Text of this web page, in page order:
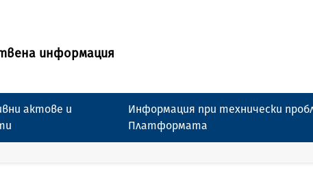
информация
актове и
Информация при технически
Платформата